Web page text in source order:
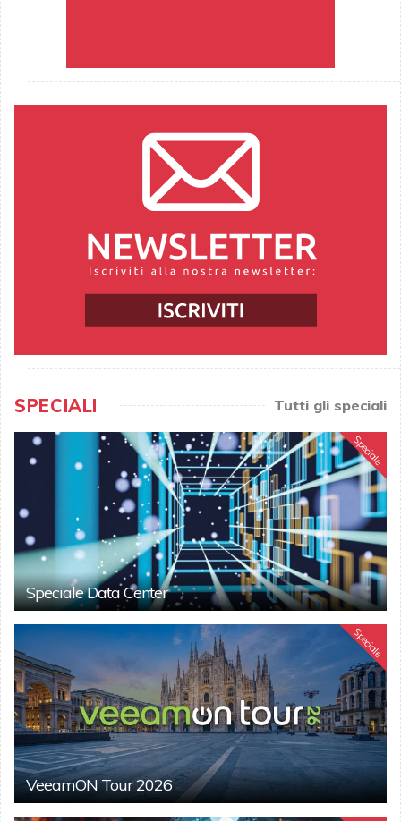
SPECIALI Tutti gli speciali
Speciale
Speciale Data Center
Speciale
VeeamON Tour 2026